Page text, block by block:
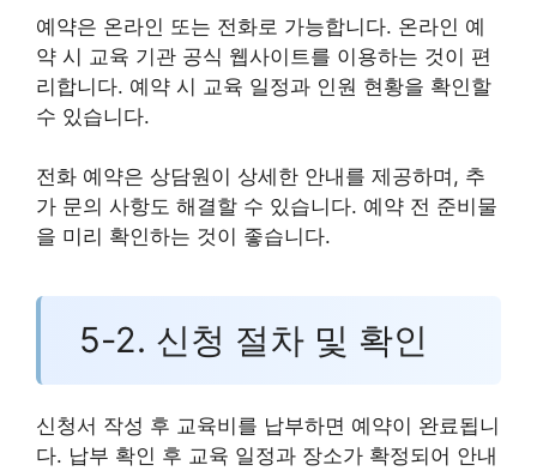
예약은 온라인 또는 전화로 가능합니다. 온라인 예
약 시 교육 기관 공식 웹사이트를 이용하는 것이 편
리합니다. 예약 시 교육 일정과 인원 현황을 확인할
수 있습니다.
전화 예약은 상담원이 상세한 안내를 제공하며, 추
가 문의 사항도 해결할 수 있습니다. 예약 전 준비물
을 미리 확인하는 것이 좋습니다.
5-2. 신청 절차 및 확인
신청서 작성 후 교육비를 납부하면 예약이 완료됩니
다. 납부 확인 후 교육 일정과 장소가 확정되어 안내